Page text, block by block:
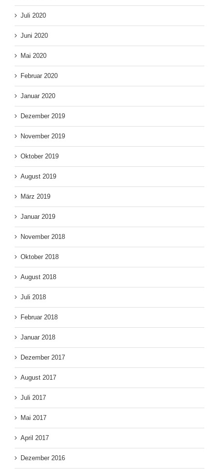
Juli 2020
Juni 2020
Mai 2020
Februar 2020
Januar 2020
Dezember 2019
November 2019
Oktober 2019
August 2019
März 2019
Januar 2019
November 2018
Oktober 2018
August 2018
Juli 2018
Februar 2018
Januar 2018
Dezember 2017
August 2017
Juli 2017
Mai 2017
April 2017
Dezember 2016